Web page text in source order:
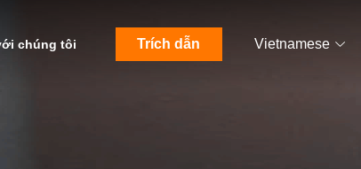
chúng tôi Trích dẫn Vietnamese